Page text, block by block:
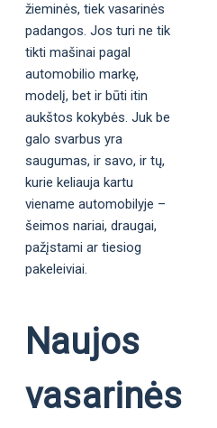
žieminės, tiek vasarinės
padangos. Jos turi ne tik
tikti mašinai pagal
automobilio markę,
modelį, bet ir būti itin
aukštos kokybės. Juk be
galo svarbus yra
saugumas, ir savo, ir tų,
kurie keliauja kartu
viename automobilyje –
šeimos nariai, draugai,
pažįstami ar tiesiog
pakeleiviai.
Naujos
vasarinės